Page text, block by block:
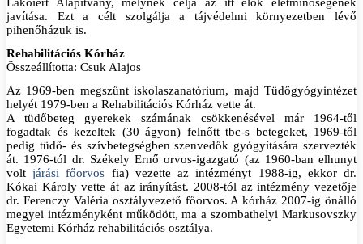
javítása. Ezt a célt szolgálja a tájvédelmi környezetben lévő
pihenőházuk is.
Rehabilitációs Kórház
Összeállította: Csuk Alajos
Az 1969-ben megszűnt iskolaszanatórium, majd Tüdőgyógyintézet
helyét 1979-ben a Rehabilitációs Kórház vette át.
A tüdőbeteg gyerekek számának csökkenésével már 1964-től
fogadtak és kezeltek (30 ágyon) felnőtt tbc-s betegeket, 1969-től
pedig tüdő- és szívbetegségben szenvedők gyógyítására szervezték
át. 1976-tól dr. Székely Ernő orvos-igazgató (az 1960-ban elhunyt
volt járási főorvos fia) vezette az intézményt 1988-ig, ekkor dr.
Kókai Károly vette át az irányítást. 2008-tól az intézmény vezetője
dr. Ferenczy Valéria osztályvezető főorvos. A kórház 2007-ig önálló
megyei intézményként működött, ma a szombathelyi Markusovszky
Egyetemi Kórház rehabilitációs osztálya.